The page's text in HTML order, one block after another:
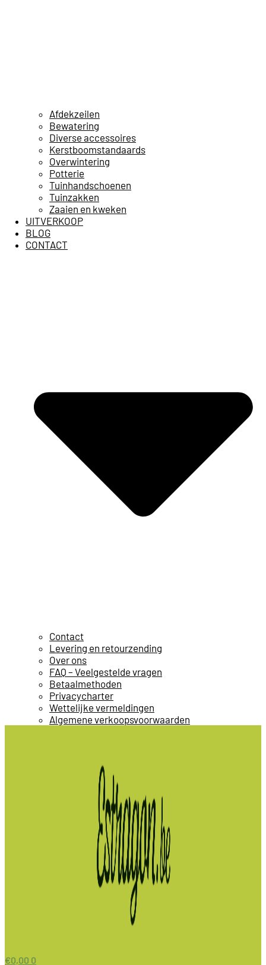
Afdekzeilen
Bewatering
Diverse accessoires
Kerstboomstandaards
Overwintering
Potterie
Tuinhandschoenen
Tuinzakken
Zaaien en kweken
UITVERKOOP
BLOG
CONTACT
Contact
Levering en retourzending
Over ons
FAQ – Veelgestelde vragen
Betaalmethoden
Privacycharter
Wettelijke vermeldingen
Algemene verkoopsvoorwaarden
€0,00 0